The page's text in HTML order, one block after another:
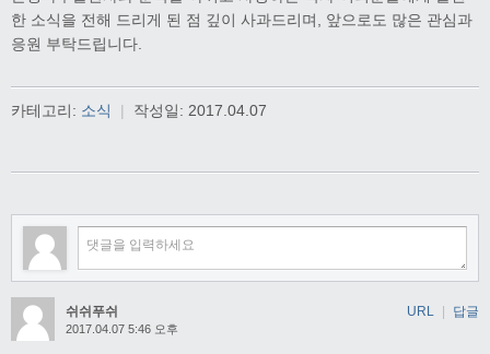
한 소식을 전해 드리게 된 점 깊이 사과드리며, 앞으로도 많은 관심과
응원 부탁드립니다.
카테고리: 소식 | 작성일: 2017.04.07
쉬쉬푸쉬
2017.04.07 5:46 오후
URL | 답글